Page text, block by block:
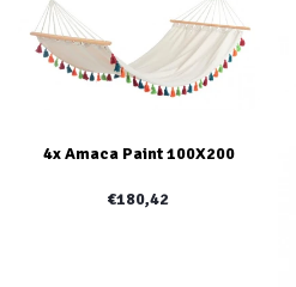
4x Amaca Paint 100X200
€180,42